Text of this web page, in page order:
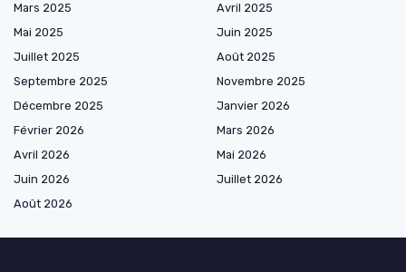
Mars 2025
Avril 2025
Mai 2025
Juin 2025
Juillet 2025
Août 2025
Septembre 2025
Novembre 2025
Décembre 2025
Janvier 2026
Février 2026
Mars 2026
Avril 2026
Mai 2026
Juin 2026
Juillet 2026
Août 2026